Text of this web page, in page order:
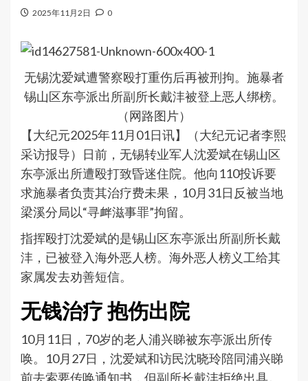
2025年11月2日 0
无锡沈爱斌遭警察殴打重伤后再被刑拘。施暴者
锡山区东亭派出所副所长戴沣被登上恶人绑榜。
（网路图片）
【大纪元2025年11月01日讯】（大纪元记者李熙
采访报导）日前，无锡转业军人沈爱斌在锡山区
东亭派出所遭殴打致昏迷住院。他向110投诉要
求施暴者负责其治疗费未果，10月31日反被当地
梁溪分局以“寻衅滋事罪”拘留。
指挥殴打沈爱斌的是锡山区东亭派出所副所长戴
沣，已被登入海外恶人榜。海外恶人榜义工给其
家属发去劝善短信。
无钱治疗 抱伤出院
10月11日，70岁的老人浦兴睇被东亭派出所传
唤。10月27日，沈爱斌和访民沈晓玲陪同浦兴睇
前去索要传唤通知书，但副所长戴沣拒绝出具。